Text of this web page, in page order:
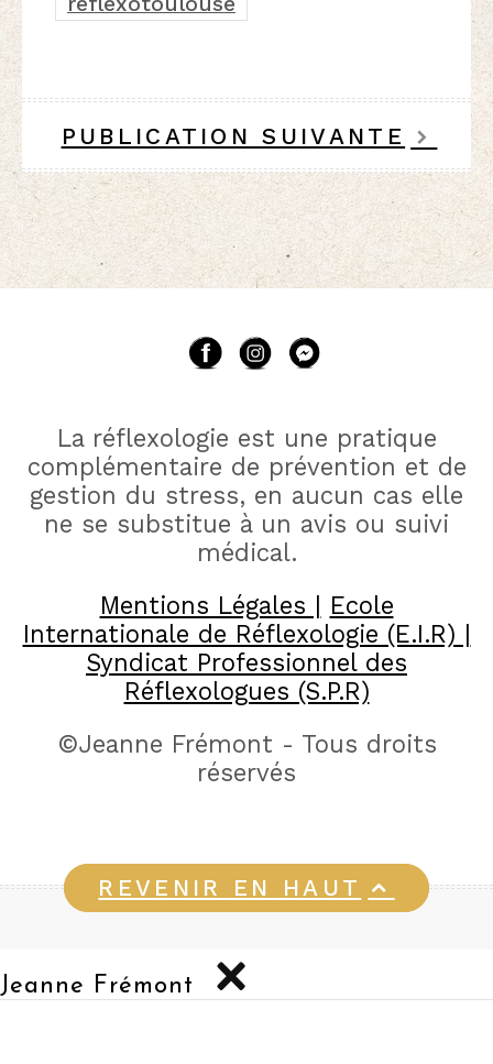
PUBLICATION SUIVANTE
La réflexologie est une pratique
complémentaire de prévention et de
gestion du stress, en aucun cas elle
ne se substitue à un avis ou suivi
médical.
Mentions Légales | Ecole
Internationale de Réflexologie (E.I.R) |
Syndicat Professionnel des
Réflexologues (S.P.R)
©Jeanne Frémont - Tous droits
réservés
REVENIR EN HAUT
Jeanne Frémont